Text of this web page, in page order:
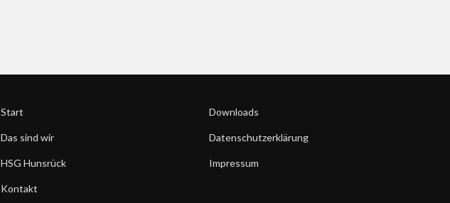
Start
Das sind wir
HSG Hunsrück
Kontakt
Downloads
Datenschutzerklärung
Impressum